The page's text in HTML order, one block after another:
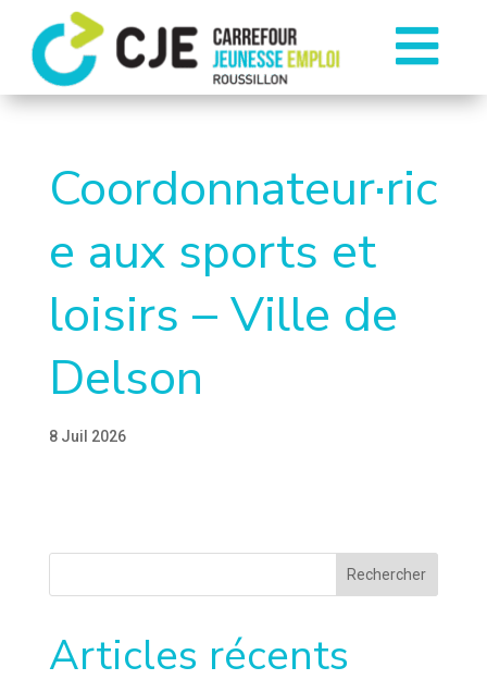

Coordonnateur·ric
e aux sports et
loisirs – Ville de
Delson
8 Juil 2026
Rechercher
Articles récents